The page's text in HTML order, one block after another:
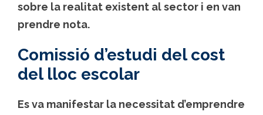
sobre la realitat existent al sector i en van
prendre nota.
Comissió d’estudi del cost
del lloc escolar
Es va manifestar la necessitat d’emprendre